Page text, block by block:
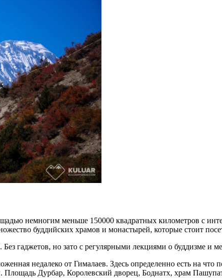
немногим меньше 150000 квадратных километров с
буддийских храмов и монастырей, которые стоит
гаджетов, но зато с регулярными лекциями о буддизме и
недалеко от Гималаев. Здесь определенно есть на что
Дурбар, Королевский дворец, Боднатх, храм